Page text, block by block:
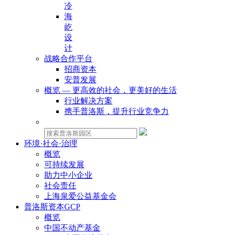
冷
海
屹
设
计
战略合作平台
招商资本
安普发展
概览 — 更高效的社会，更美好的生活
行业解决方案
携手普洛斯，提升行业竞争力
环境·社会·治理
概览
可持续发展
助力中小企业
社会责任
上海泉爱公益基金会
普洛斯资本GCP
概览
中国不动产基金